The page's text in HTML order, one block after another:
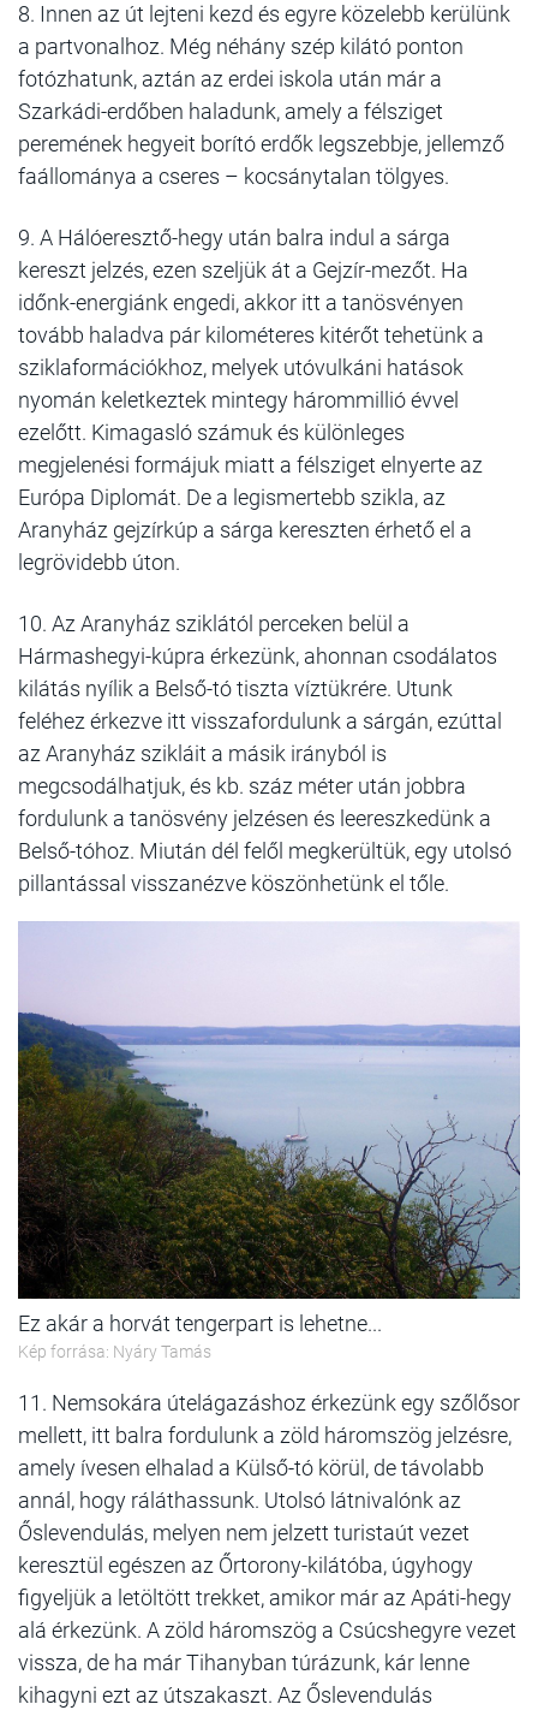
8. Innen az út lejteni kezd és egyre közelebb kerülünk
a partvonalhoz. Még néhány szép kilátó ponton
fotózhatunk, aztán az erdei iskola után már a
Szarkádi-erdőben haladunk, amely a félsziget
peremének hegyeit borító erdők legszebbje, jellemző
faállománya a cseres – kocsánytalan tölgyes.
9. A Hálóeresztő-hegy után balra indul a sárga
kereszt jelzés, ezen szeljük át a Gejzír-mezőt. Ha
időnk-energiánk engedi, akkor itt a tanösvényen
tovább haladva pár kilométeres kitérőt tehetünk a
sziklaformációkhoz, melyek utóvulkáni hatások
nyomán keletkeztek mintegy hárommillió évvel
ezelőtt. Kimagasló számuk és különleges
megjelenési formájuk miatt a félsziget elnyerte az
Európa Diplomát. De a legismertebb szikla, az
Aranyház gejzírkúp a sárga kereszten érhető el a
legrövidebb úton.
10. Az Aranyház sziklától perceken belül a
Hármashegyi-kúpra érkezünk, ahonnan csodálatos
kilátás nyílik a Belső-tó tiszta víztükrére. Utunk
feléhez érkezve itt visszafordulunk a sárgán, ezúttal
az Aranyház szikláit a másik irányból is
megcsodálhatjuk, és kb. száz méter után jobbra
fordulunk a tanösvény jelzésen és leereszkedünk a
Belső-tóhoz. Miután dél felől megkerültük, egy utolsó
pillantással visszanézve köszönhetünk el tőle.
Ez akár a horvát tengerpart is lehetne...
Kép forrása: Nyáry Tamás
11. Nemsokára útelágazáshoz érkezünk egy szőlősor
mellett, itt balra fordulunk a zöld háromszög jelzésre,
amely ívesen elhalad a Külső-tó körül, de távolabb
annál, hogy ráláthassunk. Utolsó látnivalónk az
Őslevendulás, melyen nem jelzett turistaút vezet
keresztül egészen az Őrtorony-kilátóba, úgyhogy
figyeljük a letöltött trekket, amikor már az Apáti-hegy
alá érkezünk. A zöld háromszög a Csúcshegyre vezet
vissza, de ha már Tihanyban túrázunk, kár lenne
kihagyni ezt az útszakaszt. Az Őslevendulás